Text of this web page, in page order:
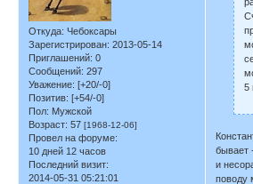
Откуда: Чебоксары
Зарегистрирован: 2013-05-14
Приглашений: 0
Сообщений: 297
Уважение: [+20/-0]
Позитив: [+54/-0]
Пол: Мужской
Возраст: 57 [1968-12-06]
Провел на форуме:
10 дней 12 часов
Последний визит:
2014-05-31 05:21:01
5
бывает
и
поводу